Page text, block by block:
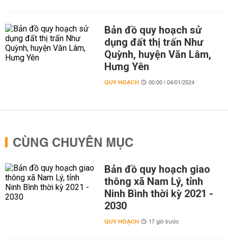
Bản đồ quy hoạch sử
dụng đất thị trấn Như
Quỳnh, huyện Văn Lâm,
Hưng Yên
QUY HOẠCH 00:00 | 04/01/2024
CÙNG CHUYÊN MỤC
Bản đồ quy hoạch giao
thông xã Nam Lý, tỉnh
Ninh Bình thời kỳ 2021 -
2030
QUY HOẠCH 17 giờ trước